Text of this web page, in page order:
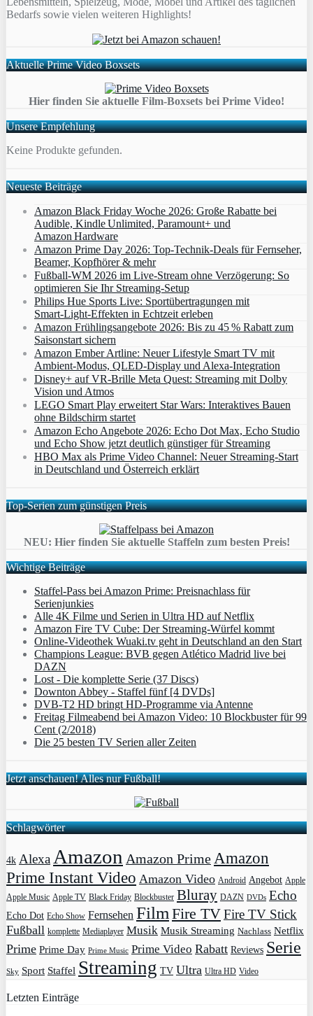
Bedarfs sowie vielen weiteren Highlights!
Aktuelle Prime Video Boxsets
Hier finden Sie aktuelle Film-Boxsets bei Prime Video!
Unsere Empfehlung
Keine Produkte gefunden.
Neueste Beiträge
Amazon Black Friday Woche 2026: Große Rabatte bei
Audible, Kindle Unlimited, Paramount+ und
Amazon Hardware
Amazon Prime Day 2026: Top-Technik-Deals für Fernseher,
Beamer, Kopfhörer & mehr
Fußball-WM 2026 im Live-Stream ohne Verzögerung: So
optimieren Sie Ihr Streaming-Setup
Philips Hue Sports Live: Sportübertragungen mit
Smart‑Light‑Effekten in Echtzeit erleben
Amazon Frühlingsangebote 2026: Bis zu 45 % Rabatt zum
Saisonstart sichern
Amazon Ember Artline: Neuer Lifestyle Smart TV mit
Ambient‑Modus, QLED‑Display und Alexa‑Integration
Disney+ auf VR-Brille Meta Quest: Streaming mit Dolby
Vision und Atmos
LEGO Smart Play erweitert Star Wars: Interaktives Bauen
ohne Bildschirm startet
Amazon Echo Angebote 2026: Echo Dot Max, Echo Studio
und Echo Show jetzt deutlich günstiger für Streaming
HBO Max als Prime Video Channel: Neuer Streaming‑Start
in Deutschland und Österreich erklärt
Top-Serien zum günstigen Preis
NEU: Hier finden Sie aktuelle Staffeln zum besten Preis!
Wichtige Beiträge
Staffel-Pass bei Amazon Prime: Preisnachlass für
Serienjunkies
Alle 4K Filme und Serien in Ultra HD auf Netflix
Amazon Fire TV Cube: Der Streaming-Würfel kommt
Online-Videothek Wuaki.tv geht in Deutschland an den Start
Champions League: BVB gegen Atlético Madrid live bei
DAZN
Lost - Die komplette Serie (37 Discs)
Downton Abbey - Staffel fünf [4 DVDs]
DVB-T2 HD bringt HD-Programme via Antenne
Freitag Filmeabend bei Amazon Video: 10 Blockbuster für 99
Cent (2/2018)
Die 25 besten TV Serien aller Zeiten
Jetzt anschauen! Alles nur Fußball!
Schlagwörter
4k AlexaAmazon Amazon PrimeAmazon
Prime Instant Video Amazon Video Android Angebot Apple
Apple Music Apple TV Black Friday Blockbuster Bluray DAZN DVDs Echo
Echo Dot Echo Show Fernsehen FilmFire TVFire TV Stick
Fußball komplette Mediaplayer Musik Musik Streaming Nachlass Netflix
Prime Prime Day Prime Music Prime Video Rabatt Reviews Serie
Sky Sport Staffel Streaming TV Ultra Ultra HD Video
Letzten Einträge